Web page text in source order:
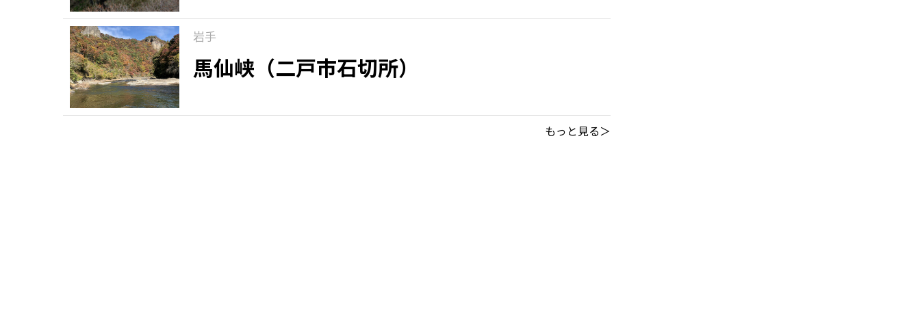
岩手
馬仙峡（二戸市石切所）
もっと見る＞